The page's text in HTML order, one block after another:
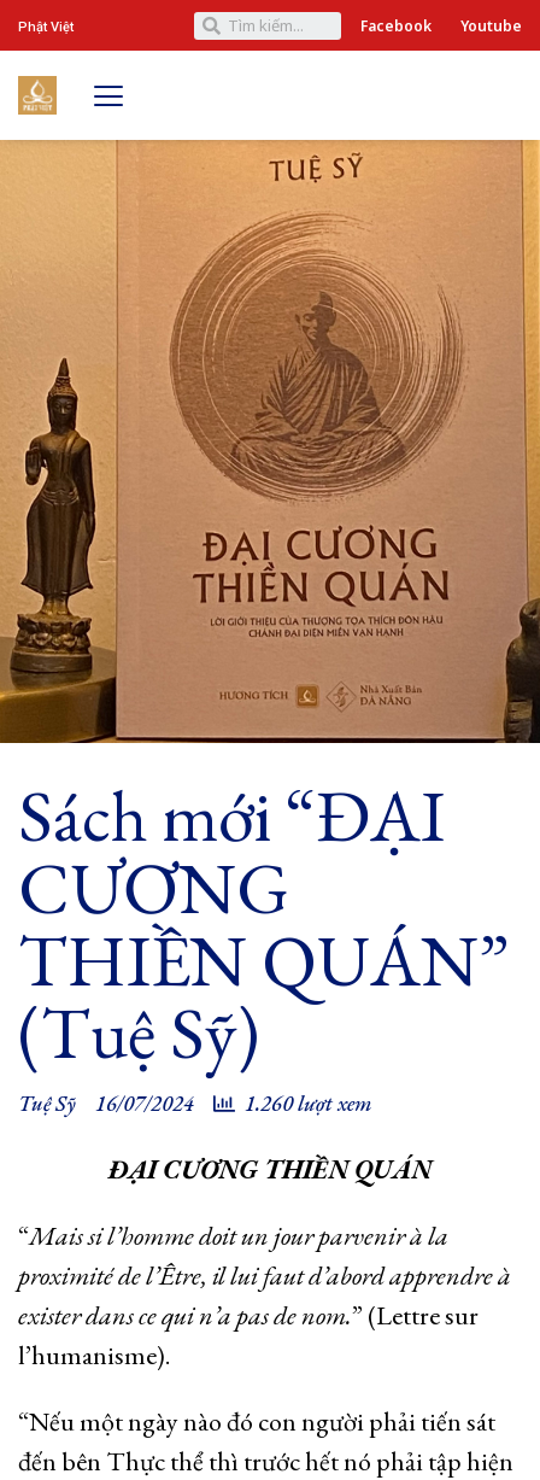
Phật Việt Facebook Youtube
Sách mới “ĐẠI
CƯƠNG
THIỀN QUÁN”
(Tuệ Sỹ)
Tuệ Sỹ 16/07/2024 1.260 lượt xem
ĐẠI CƯƠNG THIỀN QUÁN
“Mais si l’homme doit un jour parvenir à la
proximité de l’Être, il lui faut d’abord apprendre à
exister dans ce qui n’a pas de nom.” (Lettre sur
l’humanisme).
“Nếu một ngày nào đó con người phải tiến sát
đến bên Thực thể thì trước hết nó phải tập hiện